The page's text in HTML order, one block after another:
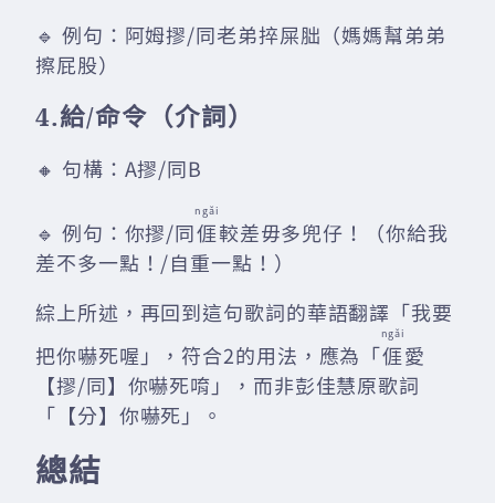
🔹 例句：阿姆摎/同老弟捽屎胐（媽媽幫弟弟
擦屁股）
4.給/命令（介詞）
🔸 句構：A摎/同B
🔹 例句：你摎/同𠊎
ngǎi
較差毋多兜仔！（你給我
差不多一點！/自重一點！）
綜上所述，再回到這句歌詞的華語翻譯「我要
把你嚇死喔」，符合2的用法，應為「𠊎
ngǎi
愛
【摎/同】你嚇死唷」，而非彭佳慧原歌詞
「【分】你嚇死」。
總結